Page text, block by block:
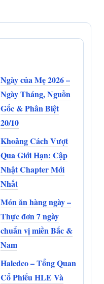
Ngày của Mẹ 2026 –
Ngày Tháng, Nguồn
Gốc & Phân Biệt
20/10
Khoảng Cách Vượt
Qua Giới Hạn: Cập
Nhật Chapter Mới
Nhất
Món ăn hàng ngày –
Thực đơn 7 ngày
chuẩn vị miền Bắc &
Nam
Haledco – Tổng Quan
Cổ Phiếu HLE Và